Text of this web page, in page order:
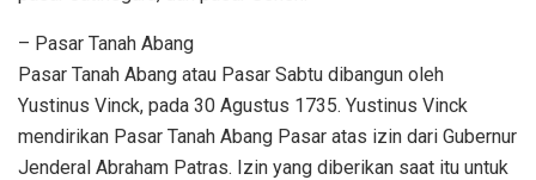
– Pasar Tanah Abang
Pasar Tanah Abang atau Pasar Sabtu dibangun oleh
Yustinus Vinck, pada 30 Agustus 1735. Yustinus Vinck
mendirikan Pasar Tanah Abang Pasar atas izin dari Gubernur
Jenderal Abraham Patras. Izin yang diberikan saat itu untuk